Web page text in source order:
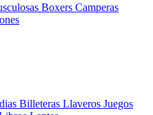
Boxers Camperas
Billeteras Llaveros Juegos